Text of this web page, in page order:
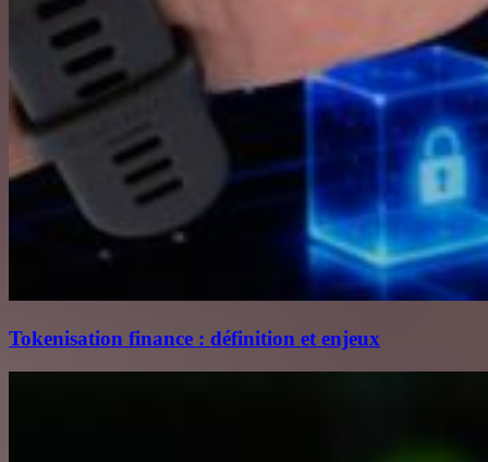
Tokenisation finance : définition et enjeux